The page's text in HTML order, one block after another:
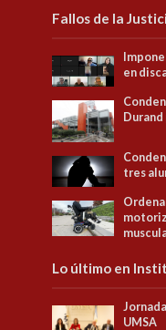
Fallos de la
en
tres
Lo último en
UMSA